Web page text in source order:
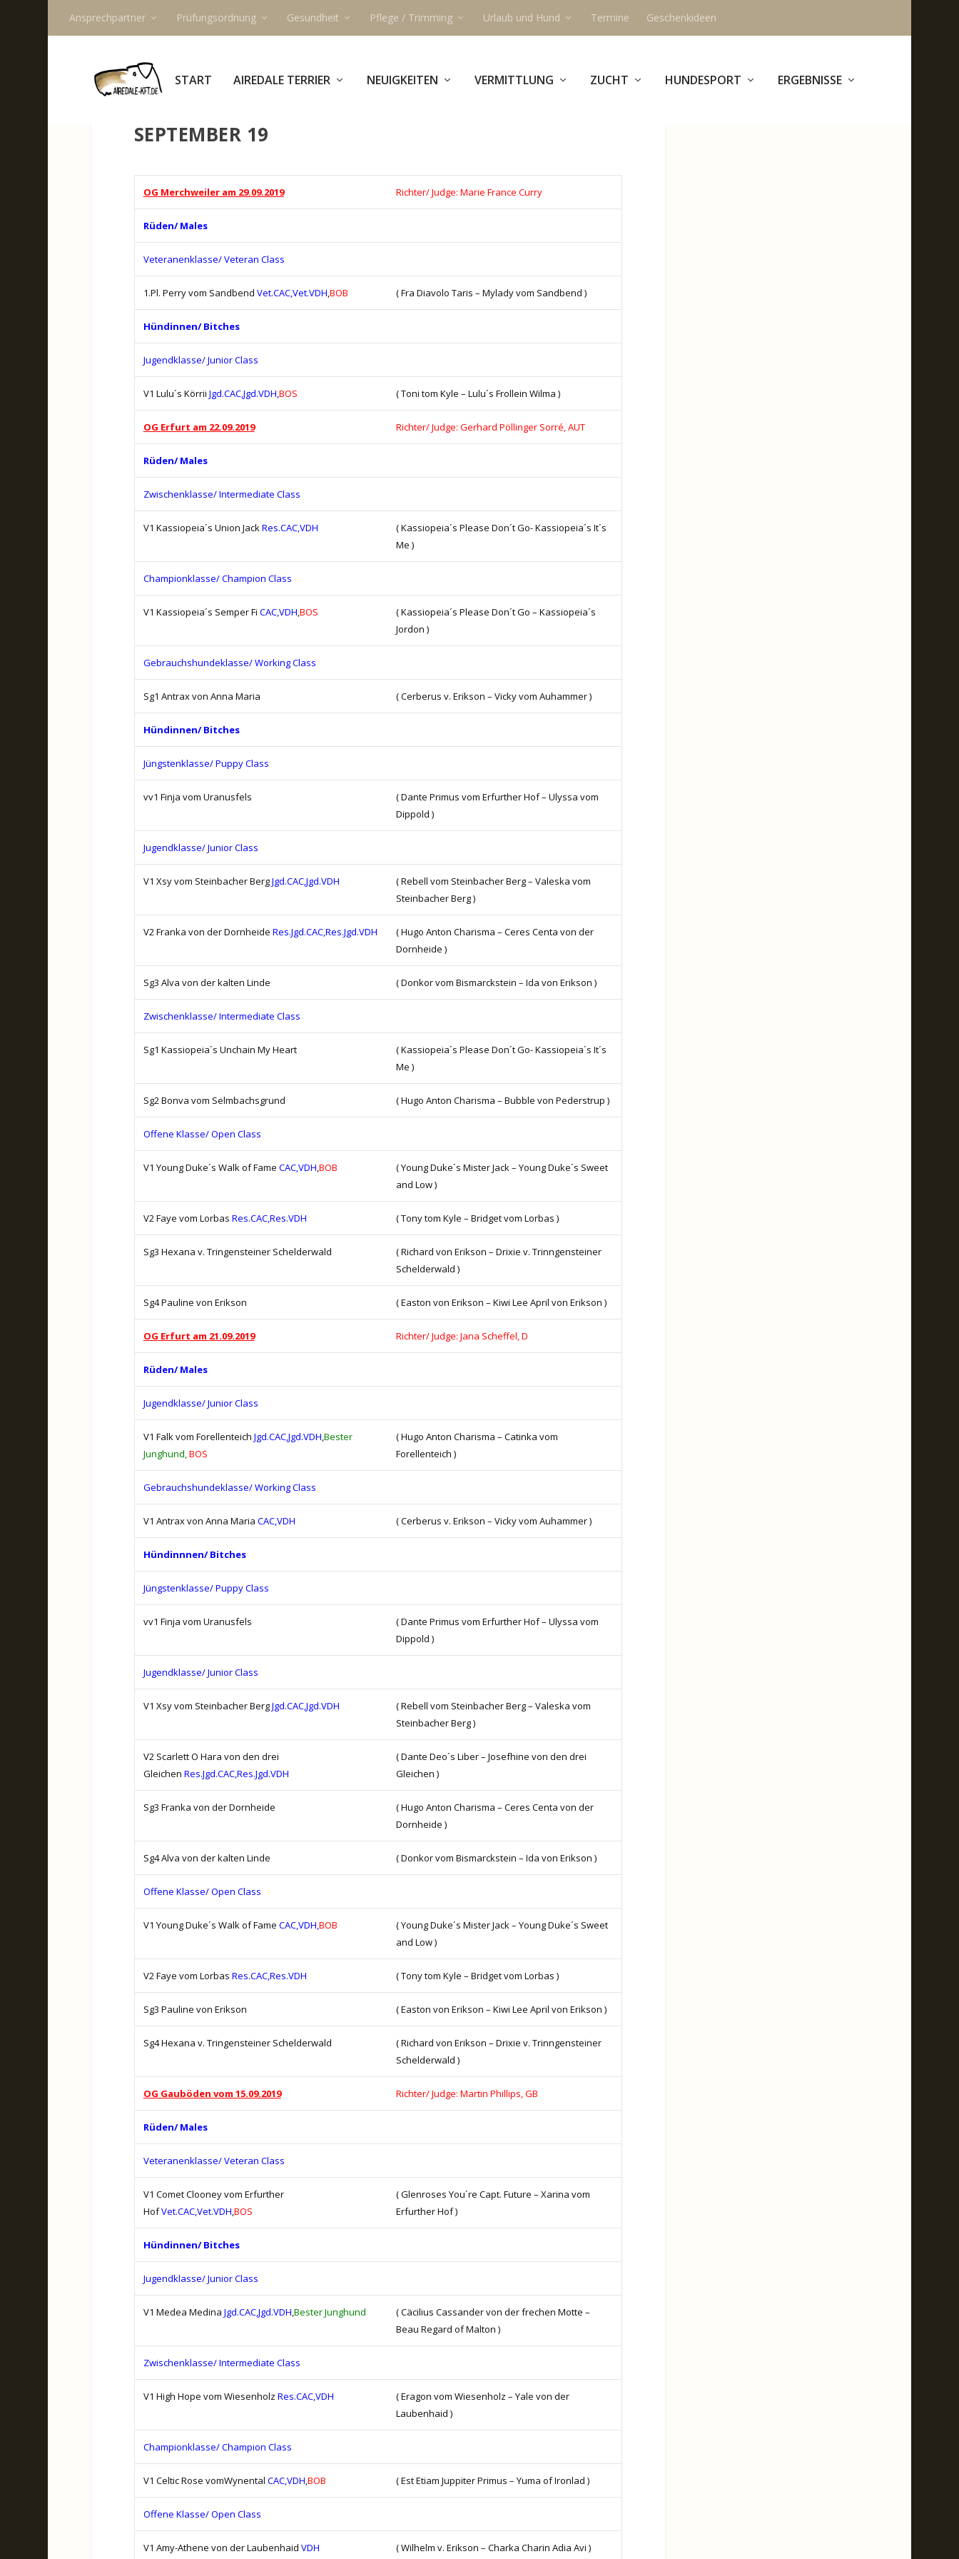
Ansprechpartner Prüfungsordnung Gesundheit Pflege / Trimming Urlaub und Hund Termine Geschenkideen
START AIREDALE TERRIER NEUIGKEITEN VERMITTLUNG ZUCHT HUNDESPORT ERGEBNISSE
SEPTEMBER 19
OG Merchweiler am 29.09.2019 Richter/ Judge: Marie France Curry
Rüden/ Males
Veteranenklasse/ Veteran Class
1.Pl. Perry vom Sandbend Vet.CAC,Vet.VDH,BOB ( Fra Diavolo Taris – Mylady vom Sandbend )
Hündinnen/ Bitches
Jugendklasse/ Junior Class
V1 Lulu´s Körrii Jgd.CAC,Jgd.VDH,BOS ( Toni tom Kyle – Lulu´s Frollein Wilma )
OG Erfurt am 22.09.2019 Richter/ Judge: Gerhard Pöllinger Sorré, AUT
Rüden/ Males
Zwischenklasse/ Intermediate Class
V1 Kassiopeia´s Union JackRes.CAC,VDH
( Kassiopeia´s Please Don´t Go- Kassiopeia´s It´s
Me )
Championklasse/ Champion Class
V1 Kassiopeia´s Semper Fi CAC,VDH,BOS
( Kassiopeia´s Please Don´t Go – Kassiopeia´s
Jordon )
Gebrauchshundeklasse/ Working Class
Sg1 Antrax von Anna Maria ( Cerberus v. Erikson – Vicky vom Auhammer )
Hündinnen/ Bitches
Jüngstenklasse/ Puppy Class
vv1 Finja vom Uranusfels
( Dante Primus vom Erfurther Hof – Ulyssa vom
Dippold )
Jugendklasse/ Junior Class
V1 Xsy vom Steinbacher BergJgd.CAC,Jgd.VDH
( Rebell vom Steinbacher Berg – Valeska vom
Steinbacher Berg )
V2 Franka von der Dornheide Res.Jgd.CAC,Res.Jgd.VDH
( Hugo Anton Charisma – Ceres Centa von der
Dornheide )
Sg3 Alva von der kalten Linde ( Donkor vom Bismarckstein – Ida von Erikson )
Zwischenklasse/ Intermediate Class
Sg1 Kassiopeia´s Unchain My Heart
( Kassiopeia´s Please Don´t Go- Kassiopeia´s It´s
Me )
Sg2 Bonva vom Selmbachsgrund ( Hugo Anton Charisma – Bubble von Pederstrup )
Offene Klasse/ Open Class
V1 Young Duke´s Walk of Fame CAC,VDH,BOB
( Young Duke´s Mister Jack – Young Duke´s Sweet
and Low )
V2 Faye vom Lorbas Res.CAC,Res.VDH ( Tony tom Kyle – Bridget vom Lorbas )
Sg3 Hexana v. Tringensteiner Schelderwald
( Richard von Erikson – Drixie v. Trinngensteiner
Schelderwald )
Sg4 Pauline von Erikson ( Easton von Erikson – Kiwi Lee April von Erikson )
OG Erfurt am 21.09.2019 Richter/ Judge: Jana Scheffel, D
Rüden/ Males
Jugendklasse/ Junior Class
V1 Falk vom Forellenteich Jgd.CAC,Jgd.VDH,Bester
Junghund,BOS
( Hugo Anton Charisma – Catinka vom
Forellenteich )
Gebrauchshundeklasse/ Working Class
V1 Antrax von Anna Maria CAC,VDH ( Cerberus v. Erikson – Vicky vom Auhammer )
Hündinnnen/ Bitches
Jüngstenklasse/ Puppy Class
vv1 Finja vom Uranusfels
( Dante Primus vom Erfurther Hof – Ulyssa vom
Dippold )
Jugendklasse/ Junior Class
V1 Xsy vom Steinbacher BergJgd.CAC,Jgd.VDH
( Rebell vom Steinbacher Berg – Valeska vom
Steinbacher Berg )
V2 Scarlett O Hara von den drei
Gleichen Res.Jgd.CAC,Res.Jgd.VDH
( Dante Deo´s Liber – Josefhine von den drei
Gleichen )
Sg3 Franka von der Dornheide
( Hugo Anton Charisma – Ceres Centa von der
Dornheide )
Sg4 Alva von der kalten Linde ( Donkor vom Bismarckstein – Ida von Erikson )
Offene Klasse/ Open Class
V1 Young Duke´s Walk of Fame CAC,VDH,BOB
( Young Duke´s Mister Jack – Young Duke´s Sweet
and Low )
V2 Faye vom Lorbas Res.CAC,Res.VDH ( Tony tom Kyle – Bridget vom Lorbas )
Sg3 Pauline von Erikson ( Easton von Erikson – Kiwi Lee April von Erikson )
Sg4 Hexana v. Tringensteiner Schelderwald
( Richard von Erikson – Drixie v. Trinngensteiner
Schelderwald )
OG Gauböden vom 15.09.2019 Richter/ Judge: Martin Phillips, GB
Rüden/ Males
Veteranenklasse/ Veteran Class
V1 Comet Clooney vom Erfurther
HofVet.CAC,Vet.VDH,BOS
( Glenroses You´re Capt. Future – Xarina vom
Erfurther Hof )
Hündinnen/ Bitches
Jugendklasse/ Junior Class
V1 Medea Medina Jgd.CAC,Jgd.VDH,Bester Junghund
( Cäcilius Cassander von der frechen Motte –
Beau Regard of Malton )
Zwischenklasse/ Intermediate Class
V1 High Hope vom Wiesenholz Res.CAC,VDH
( Eragon vom Wiesenholz – Yale von der
Laubenhaid )
Championklasse/ Champion Class
V1 Celtic Rose vomWynental CAC,VDH,BOB ( Est Etiam Juppiter Primus – Yuma of Ironlad )
Offene Klasse/ Open Class
V1 Amy-Athene von der Laubenhaid VDH ( Wilhelm v. Erikson – Charka Charin Adia Avi )